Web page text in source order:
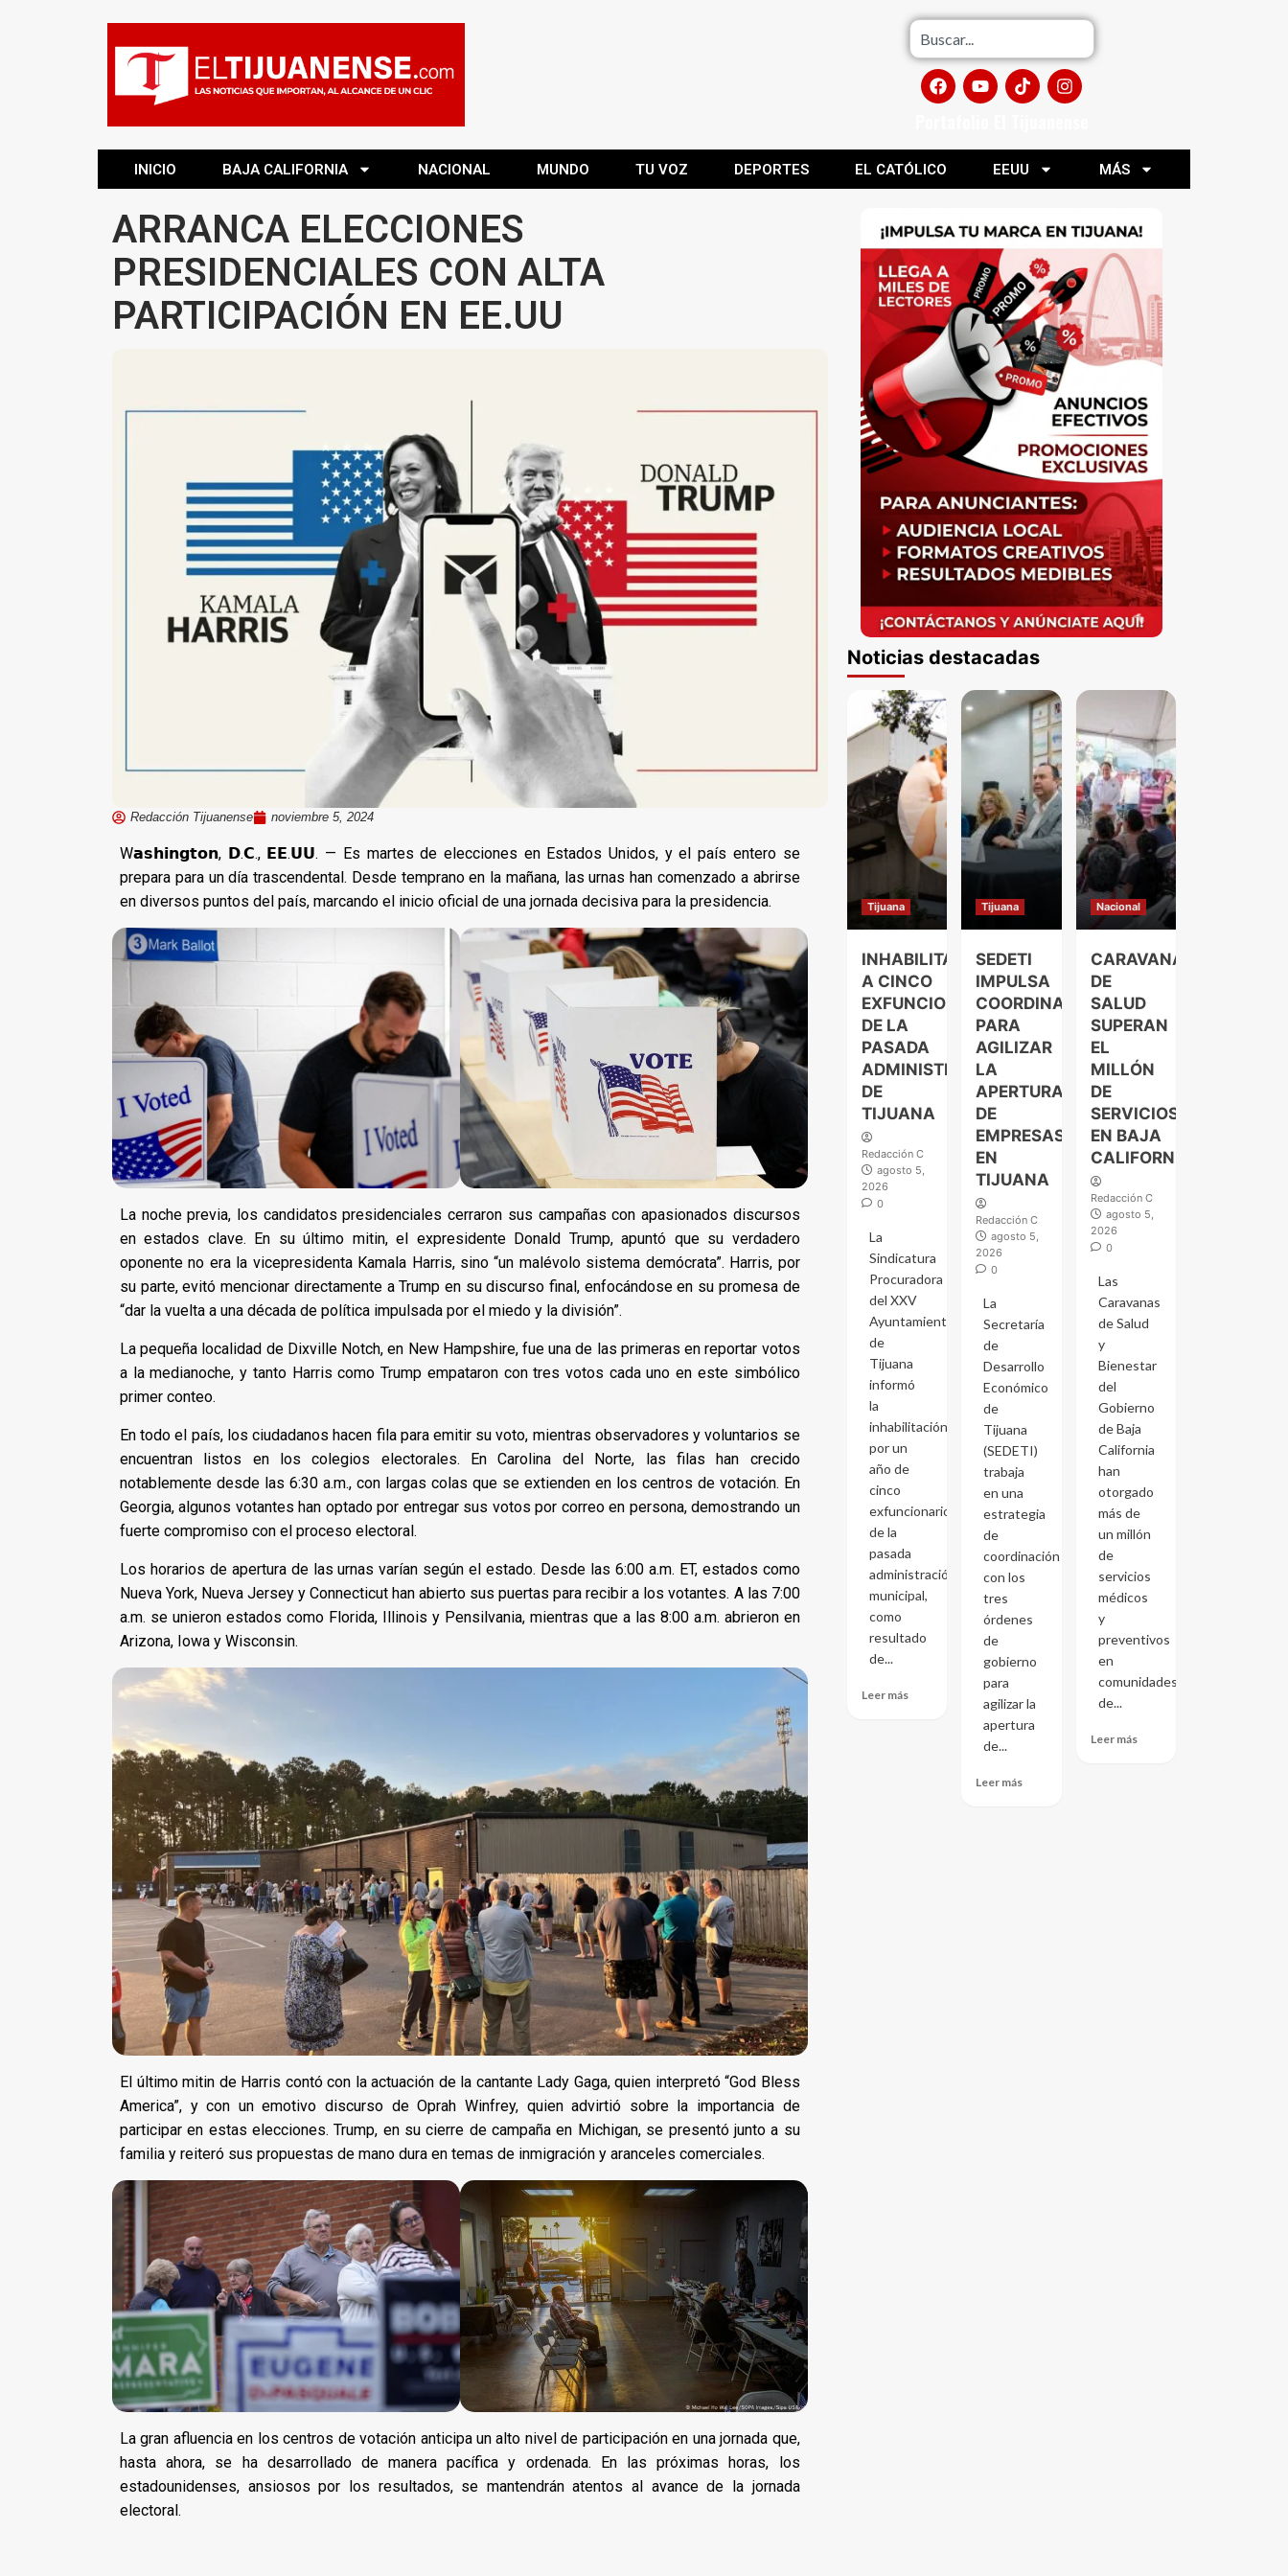
INICIO BAJA CALIFORNIA NACIONAL MUNDO TU VOZ DEPORTES EL CATÓLICO EEUU MÁS
ARRANCA ELECCIONES
PRESIDENCIALES CON ALTA
PARTICIPACIÓN EN EE.UU
Redacción Tijuanense noviembre 5, 2024
W𝗮𝘀𝗵𝗶𝗻𝗴𝘁𝗼𝗻, 𝗗.𝗖., 𝗘𝗘.𝗨𝗨. — Es martes de elecciones en Estados Unidos, y el país entero se
prepara para un día trascendental. Desde temprano en la mañana, las urnas han comenzado a abrirse
en diversos puntos del país, marcando el inicio oficial de una jornada decisiva para la presidencia.
La noche previa, los candidatos presidenciales cerraron sus campañas con apasionados discursos
en estados clave. En su último mitin, el expresidente Donald Trump, apuntó que su verdadero
oponente no era la vicepresidenta Kamala Harris, sino “un malévolo sistema demócrata”. Harris, por
su parte, evitó mencionar directamente a Trump en su discurso final, enfocándose en su promesa de
“dar la vuelta a una década de política impulsada por el miedo y la división”.
La pequeña localidad de Dixville Notch, en New Hampshire, fue una de las primeras en reportar votos
a la medianoche, y tanto Harris como Trump empataron con tres votos cada uno en este simbólico
primer conteo.
En todo el país, los ciudadanos hacen fila para emitir su voto, mientras observadores y voluntarios se
encuentran listos en los colegios electorales. En Carolina del Norte, las filas han crecido
notablemente desde las 6:30 a.m., con largas colas que se extienden en los centros de votación. En
Georgia, algunos votantes han optado por entregar sus votos por correo en persona, demostrando un
fuerte compromiso con el proceso electoral.
Los horarios de apertura de las urnas varían según el estado. Desde las 6:00 a.m. ET, estados como
Nueva York, Nueva Jersey y Connecticut han abierto sus puertas para recibir a los votantes. A las 7:00
a.m. se unieron estados como Florida, Illinois y Pensilvania, mientras que a las 8:00 a.m. abrieron en
Arizona, Iowa y Wisconsin.
El último mitin de Harris contó con la actuación de la cantante Lady Gaga, quien interpretó “God Bless
America”, y con un emotivo discurso de Oprah Winfrey, quien advirtió sobre la importancia de
participar en estas elecciones. Trump, en su cierre de campaña en Michigan, se presentó junto a su
familia y reiteró sus propuestas de mano dura en temas de inmigración y aranceles comerciales.
La gran afluencia en los centros de votación anticipa un alto nivel de participación en una jornada que,
hasta ahora, se ha desarrollado de manera pacífica y ordenada. En las próximas horas, los
estadounidenses, ansiosos por los resultados, se mantendrán atentos al avance de la jornada
electoral.
Noticias destacadas
Tijuana
INHABILITAN
A CINCO
EXFUNCIONARIOS
DE LA
PASADA
ADMINISTRACIÓN
DE
TIJUANA
Redacción C
agosto 5,
2026
0
La
Sindicatura
Procuradora
del XXV
Ayuntamiento
de
Tijuana
informó
la
inhabilitación
por un
año de
cinco
exfuncionarios
de la
pasada
administración
municipal,
como
resultado
de...
Leer más
Tijuana
SEDETI
IMPULSA
COORDINACIÓN
PARA
AGILIZAR
LA
APERTURA
DE
EMPRESAS
EN
TIJUANA
Redacción C
agosto 5,
2026
0
La
Secretaría
de
Desarrollo
Económico
de
Tijuana
(SEDETI)
trabaja
en una
estrategia
de
coordinación
con los
tres
órdenes
de
gobierno
para
agilizar la
apertura
de...
Leer más
Nacional
CARAVANAS
DE
SALUD
SUPERAN
EL
MILLÓN
DE
SERVICIOS
EN BAJA
CALIFORNIA
Redacción C
agosto 5,
2026
0
Las
Caravanas
de Salud
y
Bienestar
del
Gobierno
de Baja
California
han
otorgado
más de
un millón
de
servicios
médicos
y
preventivos
en
comunidades
de...
Leer más